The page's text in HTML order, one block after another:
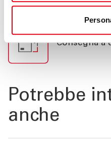
Consegna a
Potrebbe
anche